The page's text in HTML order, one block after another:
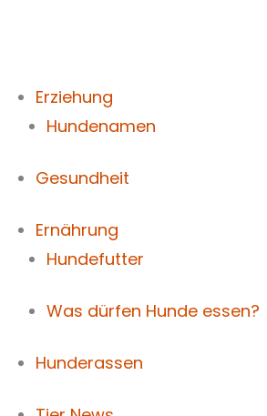
Erziehung
Hundenamen
Gesundheit
Ernährung
Hundefutter
Was dürfen Hunde essen?
Hunderassen